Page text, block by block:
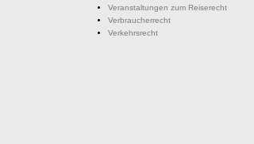
Veranstaltungen zum Reiserecht
Verbraucherrecht
Verkehrsrecht